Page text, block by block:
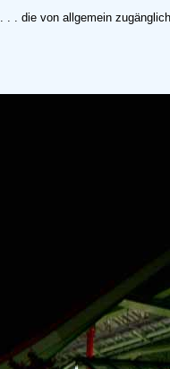
. . . die von allgemein